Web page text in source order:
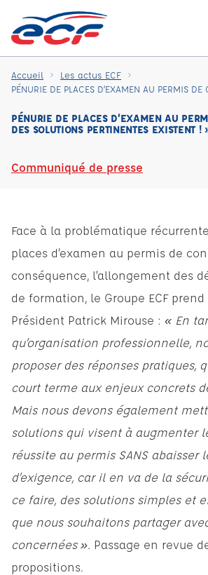
Accueil
Les actus ECF
PÉNURIE DE PLACES D’EXAMEN AU
DES SOLUTIONS PERTINENTES EXISTENT !
Communiqué de presse
Face à la problématique
places d’examen au permis de
conséquence, l’allongement des
de formation, le Groupe ECF
Président Patrick Mirouse : « En
qu’organisation professionnelle,
proposer des réponses pratiques,
court terme aux enjeux concrets
Mais nous devons également
solutions qui visent à augmenter
réussite au permis SANS abaisser
d’exigence, car il en va de la
ce faire, des solutions simples et
que nous souhaitons partager
concernées ». Passage en revue
propositions.